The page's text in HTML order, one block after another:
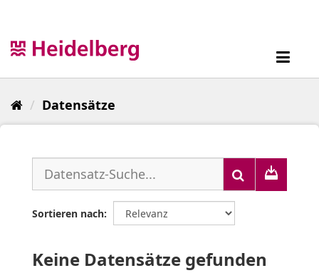
Datensätze
Sortieren nach
Keine Datensätze gefunden